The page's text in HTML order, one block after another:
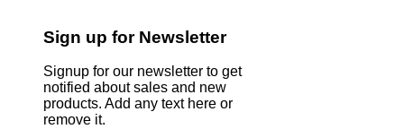
Sign up for Newsletter
Signup for our newsletter to get
notified about sales and new
products. Add any text here or
remove it.